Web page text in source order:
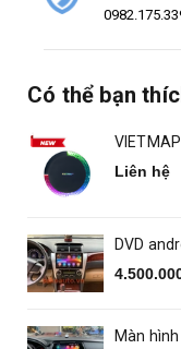
Có thể bạn
Liên hệ
DVD
Màn